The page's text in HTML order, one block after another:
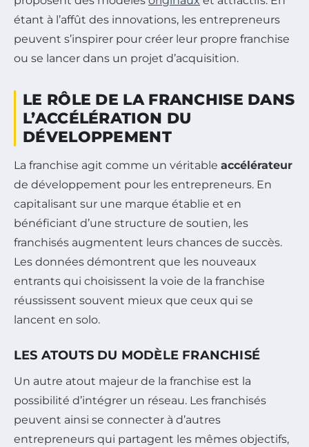
étant à l’affût des innovations, les entrepreneurs
peuvent s’inspirer pour créer leur propre franchise
ou se lancer dans un projet d’acquisition.
LE RÔLE DE LA FRANCHISE DANS
L’ACCÉLÉRATION DU
DÉVELOPPEMENT
La franchise agit comme un véritable accélérateur
de développement pour les entrepreneurs. En
capitalisant sur une marque établie et en
bénéficiant d’une structure de soutien, les
franchisés augmentent leurs chances de succès.
Les données démontrent que les nouveaux
entrants qui choisissent la voie de la franchise
réussissent souvent mieux que ceux qui se
lancent en solo.
LES ATOUTS DU MODÈLE FRANCHISÉ
Un autre atout majeur de la franchise est la
possibilité d’intégrer un réseau. Les franchisés
peuvent ainsi se connecter à d’autres
entrepreneurs qui partagent les mêmes objectifs,